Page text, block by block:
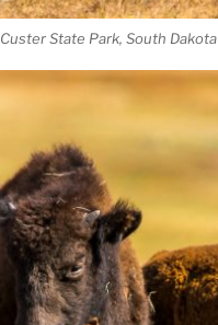
Custer State Park, South Dakota